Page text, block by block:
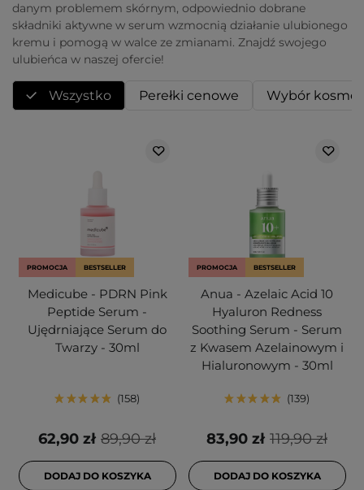
danym problemem skórnym, odpowiednio dobrane
składniki aktywne w serum wzmocnią działanie ulubionego
kremu i pomogą w walce ze zmianami. Znajdź swojego
ulubieńca w naszej ofercie!
Wszystko Perełki cenowe Wybór
PROMOCJA BESTSELLER
Medicube - PDRN Pink
Peptide Serum -
Ujędrniające Serum do
Twarzy - 30ml
158
89,90 zł
62,90 zł
DODAJ DO KOSZYKA
PROMOCJA BESTSELLER
Anua - Azelaic Acid 10
Hyaluron Redness
Soothing Serum - Serum
z Kwasem Azelainowym i
Hialuronowym - 30ml
139
119,90 zł
83,90 zł
DODAJ DO KOSZYKA